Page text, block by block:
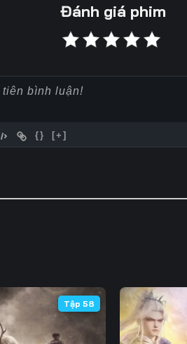
Đánh giá phim
{} [+]
Tập 58